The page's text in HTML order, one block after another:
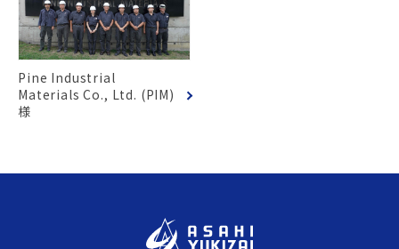
Pine Industrial
Materials Co., Ltd. (PIM)
様